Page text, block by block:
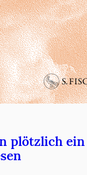
plötzlich ein